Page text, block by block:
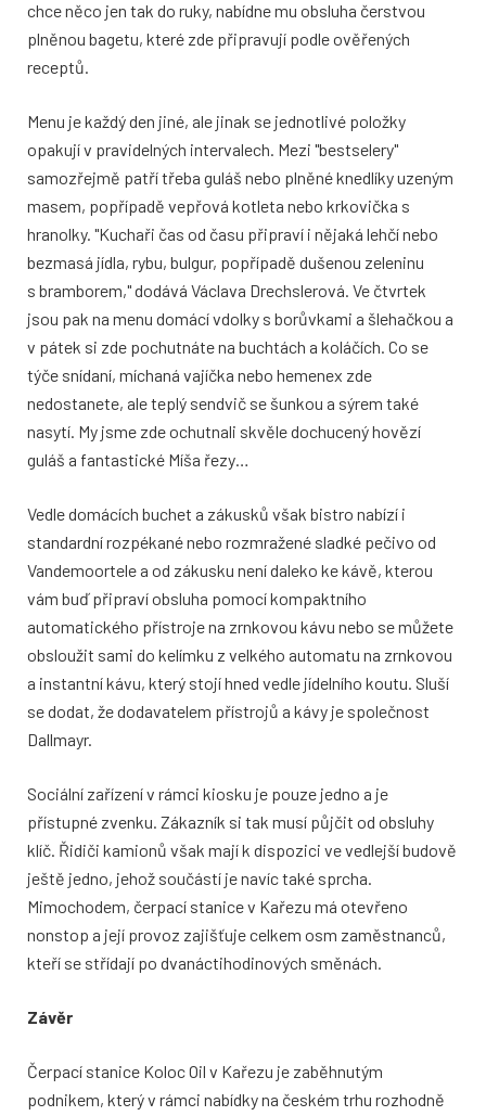
chce něco jen tak do ruky, nabídne mu obsluha čerstvou
plněnou bagetu, které zde připravují podle ověřených
receptů.
Menu je každý den jiné, ale jinak se jednotlivé položky
opakují v pravidelných intervalech. Mezi "bestselery"
samozřejmě patří třeba guláš nebo plněné knedlíky uzeným
masem, popřípadě vepřová kotleta nebo krkovička s
hranolky. "Kuchaři čas od času připraví i nějaká lehčí nebo
bezmasá jídla, rybu, bulgur, popřípadě dušenou zeleninu
s bramborem," dodává Václava Drechslerová. Ve čtvrtek
jsou pak na menu domácí vdolky s borůvkami a šlehačkou a
v pátek si zde pochutnáte na buchtách a koláčích. Co se
týče snídaní, míchaná vajíčka nebo hemenex zde
nedostanete, ale teplý sendvič se šunkou a sýrem také
nasytí. My jsme zde ochutnali skvěle dochucený hovězí
guláš a fantastické Míša řezy…
Vedle domácích buchet a zákusků však bistro nabízí i
standardní rozpékané nebo rozmražené sladké pečivo od
Vandemoortele a od zákusku není daleko ke kávě, kterou
vám buď připraví obsluha pomocí kompaktního
automatického přístroje na zrnkovou kávu nebo se můžete
obsloužit sami do kelímku z velkého automatu na zrnkovou
a instantní kávu, který stojí hned vedle jídelního koutu. Sluší
se dodat, že dodavatelem přístrojů a kávy je společnost
Dallmayr.
Sociální zařízení v rámci kiosku je pouze jedno a je
přístupné zvenku. Zákazník si tak musí půjčit od obsluhy
klíč. Řidiči kamionů však mají k dispozici ve vedlejší budově
ještě jedno, jehož součástí je navíc také sprcha.
Mimochodem, čerpací stanice v Kařezu má otevřeno
nonstop a její provoz zajišťuje celkem osm zaměstnanců,
kteří se střídají po dvanáctihodinových směnách.
Závěr
Čerpací stanice Koloc Oil v Kařezu je zaběhnutým
podnikem, který v rámci nabídky na českém trhu rozhodně